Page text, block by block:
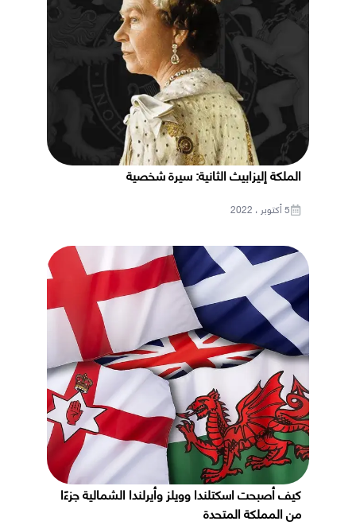
الملكة إليزابيث الثانية: سيرة شخصية
5 أكتوبر ، 2022
كيف أصبحت اسكتلندا وويلز وأيرلندا الشمالية جزءًا
من المملكة المتحدة